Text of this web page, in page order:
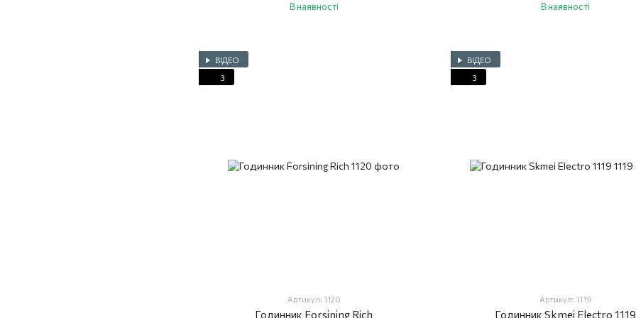
В наявності В наявності
ВІДЕО
3
Артикул: 1120
Годинник Forsining Rich
ВІДЕО
3
Артикул: 1119
Годинник Skmei Electro 1119